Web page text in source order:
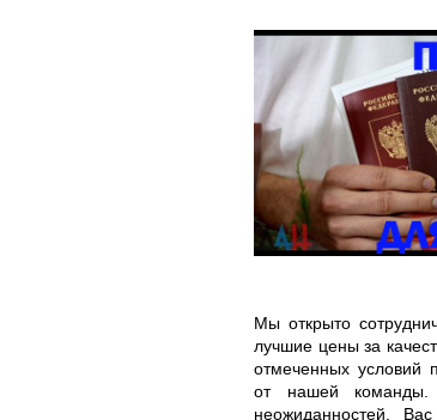
Мы открыто
лучшие цены за
отмеченных условий
от нашей команды.
неожиданностей,